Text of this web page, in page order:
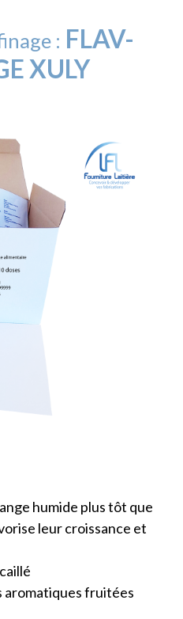
: FLAV-
XULY
humide plus tôt que
leur croissance et
aromatiques fruitées